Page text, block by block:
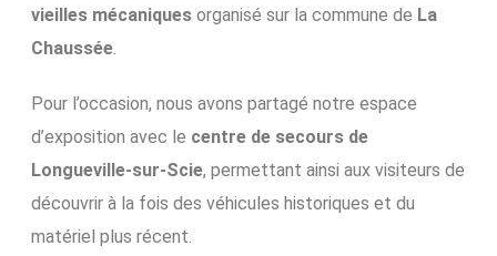
vieilles mécaniquesorganisé sur la commune de La
Chaussée.
Pour l’occasion, nous avons partagé notre espace
d’exposition avec le centre de secours de
Longueville-sur-Scie, permettant ainsi aux visiteurs de
découvrir à la fois des véhicules historiques et du
matériel plus récent.